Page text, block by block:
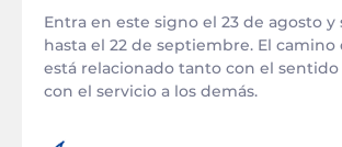
Entra en este signo el 23 de agosto y
hasta el 22 de septiembre. El camino
está relacionado tanto con el
con el servicio a los demás.